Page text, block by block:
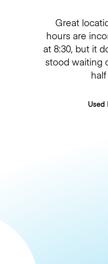
Great
hours are
at 8:30, but it
stood waiting
Used